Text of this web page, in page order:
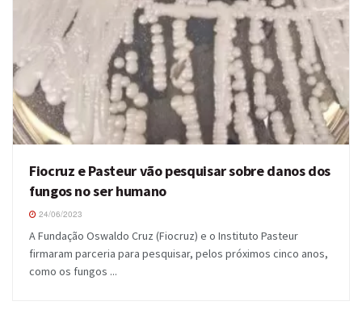
Fiocruz e Pasteur vão pesquisar sobre danos dos
fungos no ser humano
24/06/2023
A Fundação Oswaldo Cruz (Fiocruz) e o Instituto Pasteur
firmaram parceria para pesquisar, pelos próximos cinco anos,
como os fungos ...